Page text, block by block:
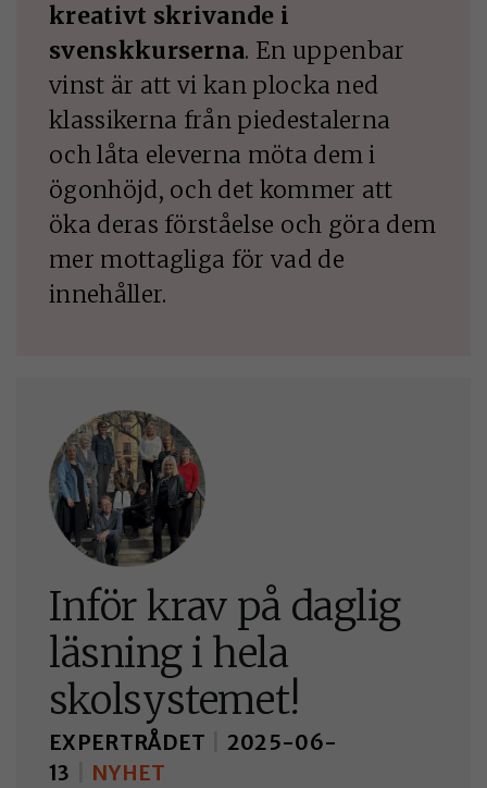
kreativt skrivande i
svenskkurserna. En uppenbar
vinst är att vi kan plocka ned
klassikerna från piedestalerna
och låta eleverna möta dem i
ögonhöjd, och det kommer att
öka deras förståelse och göra dem
mer mottagliga för vad de
innehåller.
Inför krav på daglig
läsning i hela
skolsystemet!
EXPERTRÅDET
2025-06-
13
NYHET
dig en bättre
FUNKTIONELLA
KAKOR
Funktionella
kakor gör det
möjligt att
erbjuda bättre
KAKOR FÖR
Kakor för
marknadsföring
används för att